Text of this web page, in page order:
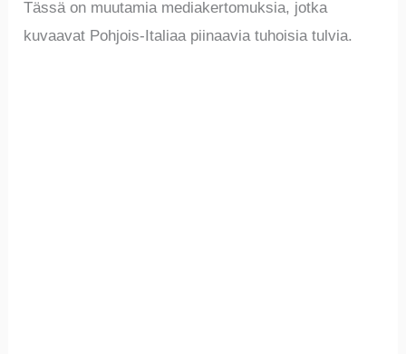
Tässä on muutamia mediakertomuksia, jotka
kuvaavat Pohjois-Italiaa piinaavia tuhoisia tulvia.